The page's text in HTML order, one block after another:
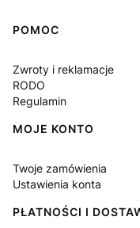
Linki w stopce
POMOC
Zwroty i reklamacje
RODO
Regulamin
MOJE KONTO
Twoje zamówienia
Ustawienia konta
PŁATNOŚCI I